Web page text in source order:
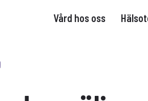
Vård hos oss